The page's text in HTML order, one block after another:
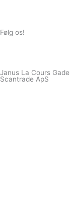
Følg os!
Janus La Cours
Scantrade ApS